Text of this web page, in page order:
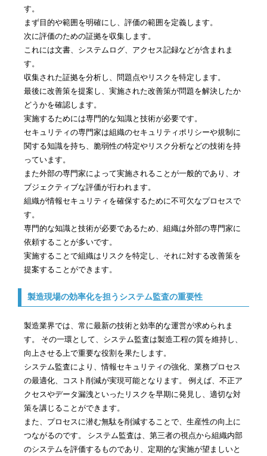
す。
まず目的や範囲を明確にし、評価の範囲を定義します。
次に評価のための証拠を収集します。
これには文書、システムログ、アクセス記録などが含まれま
す。
収集された証拠を分析し、問題点やリスクを特定します。
最後に改善策を提案し、実施された改善策が問題を解決したか
どうかを確認します。
実施するためには専門的な知識と技術が必要です。
セキュリティの専門家は組織のセキュリティポリシーや規制に
関する知識を持ち、脆弱性の特定やリスク分析などの技術を持
っています。
また外部の専門家によって実施されることが一般的であり、オ
ブジェクティブな評価が行われます。
組織が情報セキュリティを確保するために不可欠なプロセスで
す。
専門的な知識と技術が必要であるため、組織は外部の専門家に
依頼することが多いです。
実施することで組織はリスクを特定し、それに対する改善策を
提案することができます。
製造現場の効率化を担うシステム監査の重要性
製造業界では、常に最新の技術と効率的な運営が求められま
す。 その一環として、システム監査は製造工程の質を維持し、
向上させる上で重要な役割を果たします。
システム監査により、情報セキュリティの強化、業務プロセス
の最適化、コスト削減が実現可能となります。 例えば、不正ア
クセスやデータ漏洩といったリスクを早期に発見し、適切な対
策を講じることができます。
また、プロセスに潜む無駄を削減することで、生産性の向上に
つながるのです。 システム監査は、第三者の視点から組織内部
のシステムを評価するものであり、定期的な実施が望ましいと